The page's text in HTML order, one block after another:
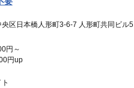
央区日本橋人形町3-6-7 人形町共同ビル5
円～
円up